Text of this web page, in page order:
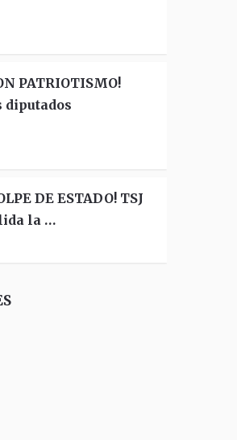
PATRIOTISMO!
diputados
DE ESTADO! TSJ
la …